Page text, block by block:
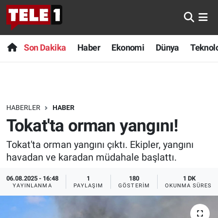
Son Dakika Haber Ekonomi Dünya
HABERLER HABER
Tokat'ta orman yangını!
Tokat'ta orman yangını çıktı. Ekipler, yangını
havadan ve karadan müdahale başlattı.
06.08.2025 - 16:48
YAYINLANMA
1
PAYLAŞIM
180
GÖSTERIM
1 DK
OKUNMA SÜRESI
Anında Manşet
Başka Sohbetler
Bilim turu
Bilim ve Teknoloji Evreni
Doğa Konuşuyor
Dünya
Son Dakika
Haber
Dünya
Sağlık
Spor
Nöbetçi Eczaneler
Hava Durumu
Trafik Durumu
Süper Lig Puan Durumu ve Fikstür
Tüm Manşetler
Son Dakika Haberleri